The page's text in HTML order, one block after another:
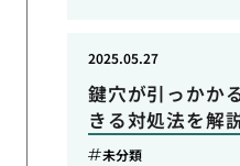
鍵穴が引っかか
きる対処法を解
2025.05.27
未分類